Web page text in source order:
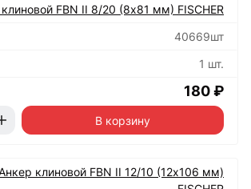
FBN II 8/20 (8х81 мм) FISCHER
40669шт
1 шт.
180 ₽
В корзину
клиновой FBN II 12/10 (12х106 мм)